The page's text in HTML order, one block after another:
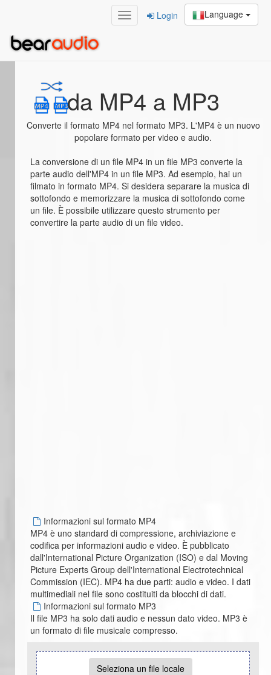
Language
Login
da MP4 a MP3
Converte il formato MP4 nel formato MP3. L'MP4 è un nuovo
popolare formato per video e audio.
La conversione di un file MP4 in un file MP3 converte la
parte audio dell'MP4 in un file MP3. Ad esempio, hai un
filmato in formato MP4. Si desidera separare la musica di
sottofondo e memorizzare la musica di sottofondo come
un file. È possibile utilizzare questo strumento per
convertire la parte audio di un file video.
Informazioni sul formato MP4
MP4 è uno standard di compressione, archiviazione e
codifica per informazioni audio e video. È pubblicato
dall'International Picture Organization (ISO) e dal Moving
Picture Experts Group dell'International Electrotechnical
Commission (IEC). MP4 ha due parti: audio e video. I dati
multimediali nel file sono costituiti da blocchi di dati.
Informazioni sul formato MP3
Il file MP3 ha solo dati audio e nessun dato video. MP3 è
un formato di file musicale compresso.
Seleziona un file locale